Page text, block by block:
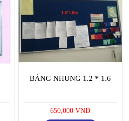
BẢNG NHUNG 1.2 * 1.6
650,000 VND